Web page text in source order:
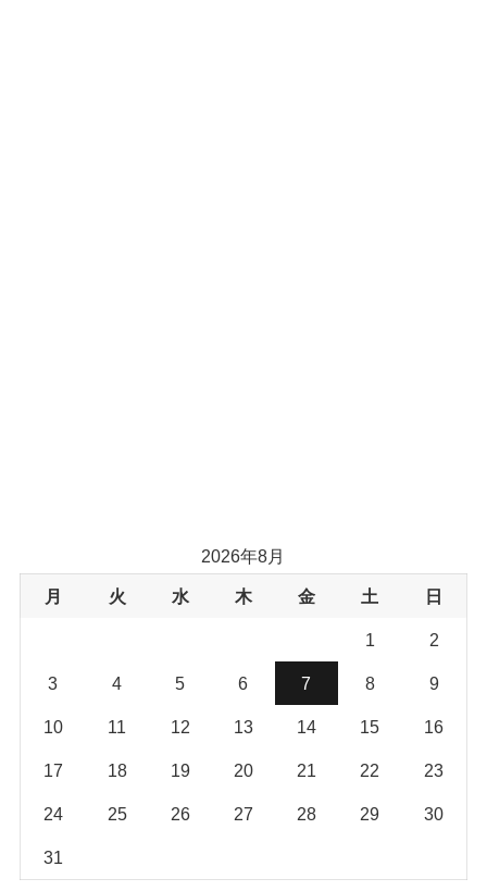
2026年8月
月 火 水 木 金 土 日
1 2
3 4 5 6 7 8 9
10 11 12 13 14 15 16
17 18 19 20 21 22 23
24 25 26 27 28 29 30
31